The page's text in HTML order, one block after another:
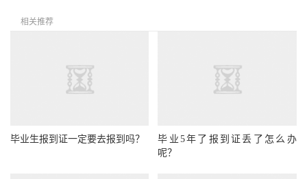
相关推荐
毕业生报到证一定要去报到吗？
毕业5年了报到证丢了怎么办
呢？